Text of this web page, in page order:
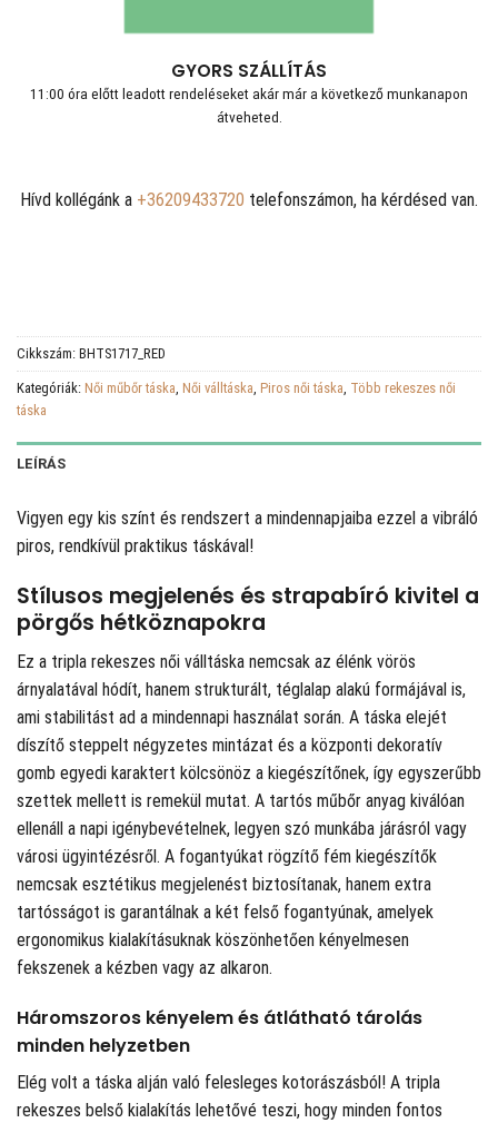
GYORS SZÁLLÍTÁS
11:00 óra előtt leadott rendeléseket akár már a következő munkanapon
átveheted.
Hívd kollégánk a +36209433720 telefonszámon, ha kérdésed van.
Cikkszám: BHTS1717_RED
Kategóriák: Női műbőr táska, Női válltáska, Piros női táska, Több rekeszes női
táska
LEÍRÁS
Vigyen egy kis színt és rendszert a mindennapjaiba ezzel a vibráló
piros, rendkívül praktikus táskával!
Stílusos megjelenés és strapabíró kivitel a
pörgős hétköznapokra
Ez a tripla rekeszes női válltáska nemcsak az élénk vörös
árnyalatával hódít, hanem strukturált, téglalap alakú formájával is,
ami stabilitást ad a mindennapi használat során. A táska elejét
díszítő steppelt négyzetes mintázat és a központi dekoratív
gomb egyedi karaktert kölcsönöz a kiegészítőnek, így egyszerűbb
szettek mellett is remekül mutat. A tartós műbőr anyag kiválóan
ellenáll a napi igénybevételnek, legyen szó munkába járásról vagy
városi ügyintézésről. A fogantyúkat rögzítő fém kiegészítők
nemcsak esztétikus megjelenést biztosítanak, hanem extra
tartósságot is garantálnak a két felső fogantyúnak, amelyek
ergonomikus kialakításuknak köszönhetően kényelmesen
fekszenek a kézben vagy az alkaron.
Háromszoros kényelem és átlátható tárolás
minden helyzetben
Elég volt a táska alján való felesleges kotorászásból! A tripla
rekeszes belső kialakítás lehetővé teszi, hogy minden fontos